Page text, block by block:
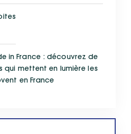
in France : découvrez de
qui mettent en lumière les
en France